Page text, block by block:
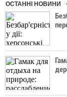
ОСТАННІ НОВИНИ